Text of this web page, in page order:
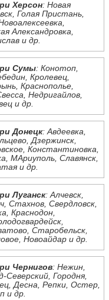
Херсон: Новая
Голая Пристань,
Александровка,
и др.
Сумы: Конотоп,
Кролевец,
Краснополье,
Недригайлов,
и др.
Донецк: Авдеевка,
Дзержинск,
Константиновка,
МАриуполь, Славянск,
и др.
Луганск: Алчевск,
Стахнов, Свердловск,
Краснодон,
Старобельск,
Новоайдар и др.
Чернигов: Нежин,
Северский, Городня,
Десна, Репки, Остер,
и др.